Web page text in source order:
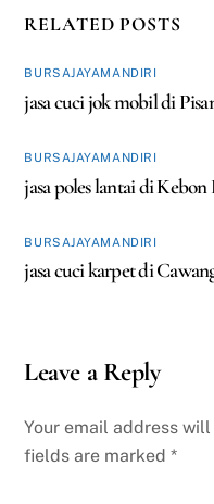
RELATED POSTS
BURSAJAYAMANDIRI
jasa cuci jok mobil di
BURSAJAYAMANDIRI
jasa poles lantai di Kebon
BURSAJAYAMANDIRI
jasa cuci karpet di
Leave a Reply
Your email address
fields are marked*